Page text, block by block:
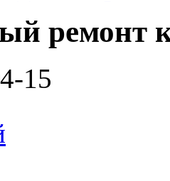
ремонт
15